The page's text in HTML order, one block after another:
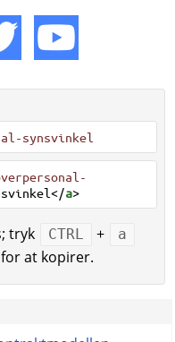
synsvinkel
a>
tryk CTRL + a
for at kopirer.